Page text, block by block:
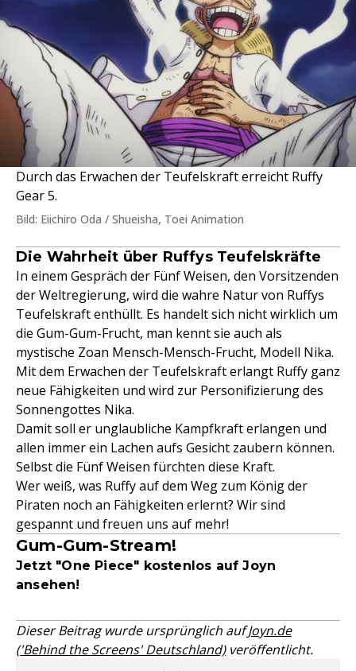
Durch das Erwachen der Teufelskraft erreicht Ruffy
Gear 5.
Bild: Eiichiro Oda / Shueisha, Toei Animation
Die Wahrheit über Ruffys Teufelskräfte
In einem Gespräch der Fünf Weisen, den Vorsitzenden
der Weltregierung, wird die wahre Natur von Ruffys
Teufelskraft enthüllt. Es handelt sich nicht wirklich um
die Gum-Gum-Frucht, man kennt sie auch als
mystische Zoan Mensch-Mensch-Frucht, Modell Nika.
Mit dem Erwachen der Teufelskraft erlangt Ruffy ganz
neue Fähigkeiten und wird zur Personifizierung des
Sonnengottes Nika.
Damit soll er unglaubliche Kampfkraft erlangen und
allen immer ein Lachen aufs Gesicht zaubern können.
Selbst die Fünf Weisen fürchten diese Kraft.
Wer weiß, was Ruffy auf dem Weg zum König der
Piraten noch an Fähigkeiten erlernt? Wir sind
gespannt und freuen uns auf mehr!
Gum-Gum-Stream!
Jetzt "One Piece" kostenlos auf Joyn
ansehen!
Dieser Beitrag wurde ursprünglich aufJoyn.de
('Behind the Screens' Deutschland)veröffentlicht.